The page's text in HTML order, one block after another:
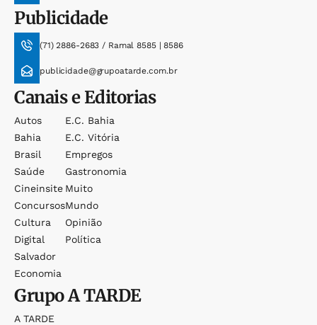
Publicidade
(71) 2886-2683 / Ramal 8585 | 8586
publicidade@grupoatarde.com.br
Canais e Editorias
Autos
Bahia
Brasil
Saúde
Cineinsite
Concursos
Cultura
Digital
Salvador
Economia
E.c. Bahia
E.c. Vitória
Empregos
Gastronomia
Muito
Mundo
Opinião
Política
GrupoA TARDE
A TARDE